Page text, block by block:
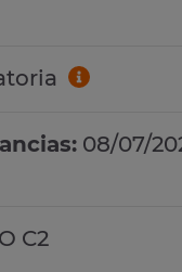
08/07/
C2